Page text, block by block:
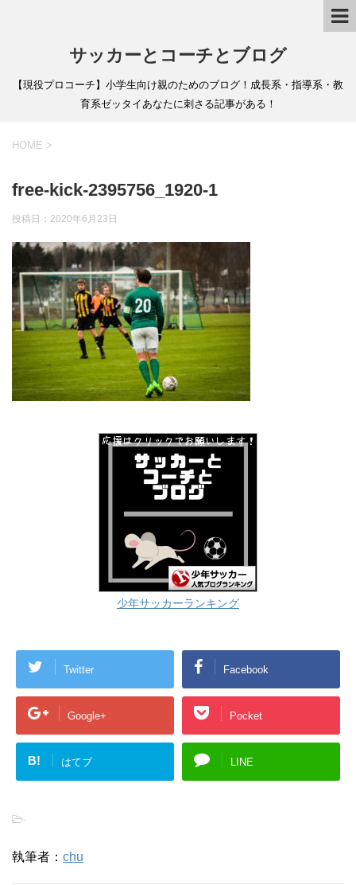
サッカーとコーチとブログ
【現役プロコーチ】小学生向け親のためのブログ！成長系・指導系・教
育系ゼッタイあなたに刺さる記事がある！
HOME >
free-kick-2395756_1920-1
投稿日： 2020年6月23日
少年サッカーランキング
Twitter Facebook
Google+ Pocket
B! はてブ LINE
-
執筆者： chu